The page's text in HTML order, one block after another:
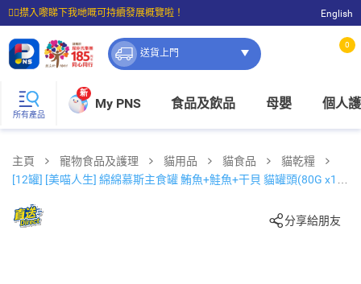
☝🏼㩒入嚟睇下我哋嘅可持續發展概覽啦！
⭐購物滿$399即享免費送貨；滿$100即可免費店取。
English
送貨上門
0
所有產品
新
My PNS 食品及飲品 母嬰 個人
主頁 寵物食品及護理 貓用品 貓食品
貓乾糧
[12罐] [美喵人生] 綿綿慕斯主食罐 鮪魚+鮭魚+干貝 貓罐頭(80G x12)
分享給朋友